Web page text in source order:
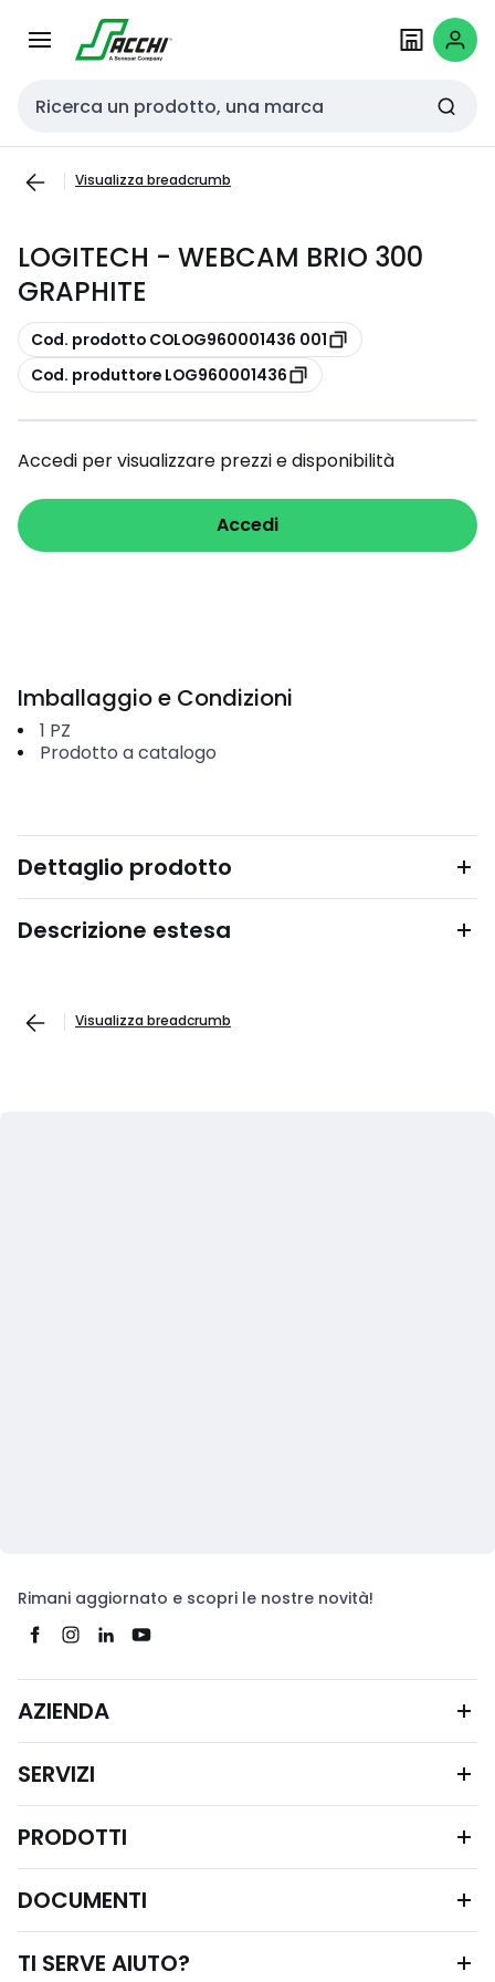
navigazionecontenuto
Cerca input
Visualizza breadcrumb
LOGITECH - WEBCAM BRIO 300
GRAPHITE
copia
Cod. prodotto COLOG960001436 001
copia
Cod. produttore LOG960001436
Accedi per visualizzare prezzi e disponibilità
Accedi
Imballaggio e Condizioni
1 PZ
Prodotto a catalogo
Dettaglio prodotto
Descrizione estesa
Visualizza breadcrumb
Rimani aggiornato e scopri le nostre novità!
AZIENDA
SERVIZI
PRODOTTI
DOCUMENTI
TI SERVE AIUTO?